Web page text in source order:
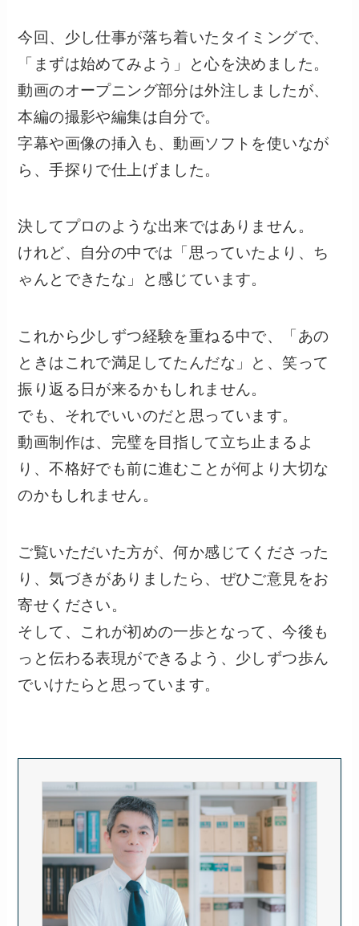
今回、少し仕事が落ち着いたタイミングで、
「まずは始めてみよう」と心を決めました。
動画のオープニング部分は外注しましたが、
本編の撮影や編集は自分で。
字幕や画像の挿入も、動画ソフトを使いなが
ら、手探りで仕上げました。
決してプロのような出来ではありません。
けれど、自分の中では「思っていたより、ち
ゃんとできたな」と感じています。
これから少しずつ経験を重ねる中で、「あの
ときはこれで満足してたんだな」と、笑って
振り返る日が来るかもしれません。
でも、それでいいのだと思っています。
動画制作は、完璧を目指して立ち止まるよ
り、不格好でも前に進むことが何より大切な
のかもしれません。
ご覧いただいた方が、何か感じてくださった
り、気づきがありましたら、ぜひご意見をお
寄せください。
そして、これが初めの一歩となって、今後も
っと伝わる表現ができるよう、少しずつ歩ん
でいけたらと思っています。